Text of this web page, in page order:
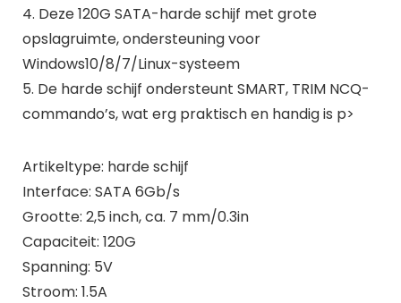
4. Deze 120G SATA-harde schijf met grote
opslagruimte, ondersteuning voor
Windows10/8/7/Linux-systeem
5. De harde schijf ondersteunt SMART, TRIM NCQ-
commando’s, wat erg praktisch en handig is p>
Artikeltype: harde schijf
Interface: SATA 6Gb/s
Grootte: 2,5 inch, ca. 7 mm/0.3in
Capaciteit: 120G
Spanning: 5V
Stroom: 1.5A